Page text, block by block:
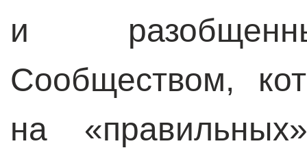
и
Сообществом,
на